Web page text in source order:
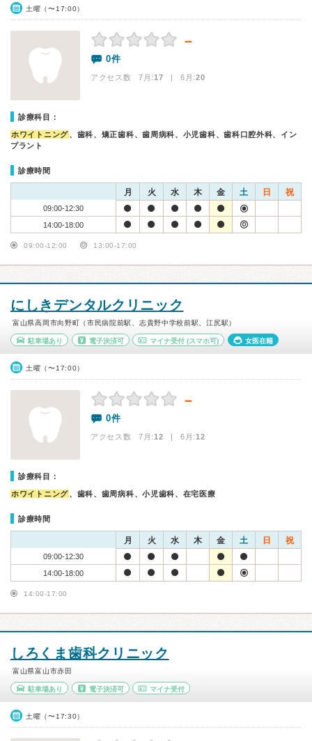
土曜（〜17:00）
－
0件
アクセス数 7月:17 | 6月:20
診療科目：
ホワイトニング、歯科、矯正歯科、歯周病科、小児歯科、歯科口腔外科、イン
プラント
診療時間
月 火 水 木 金 土 日 祝
09:00-12:30
14:00-18:00
09:00-12:00 13:00-17:00
にしきデンタルクリニック
富山県高岡市向野町（市民病院前駅、志貴野中学校前駅、江尻駅）
駐車場あり 電子決済可 マイナ受付 (スマホ可) 女医在籍
土曜（〜17:00）
－
0件
アクセス数 7月:12 | 6月:12
診療科目：
ホワイトニング、歯科、歯周病科、小児歯科、在宅医療
診療時間
月 火 水 木 金 土 日 祝
09:00-12:30
14:00-18:00
14:00-17:00
しろくま歯科クリニック
富山県富山市赤田
駐車場あり 電子決済可 マイナ受付
土曜（〜17:30）